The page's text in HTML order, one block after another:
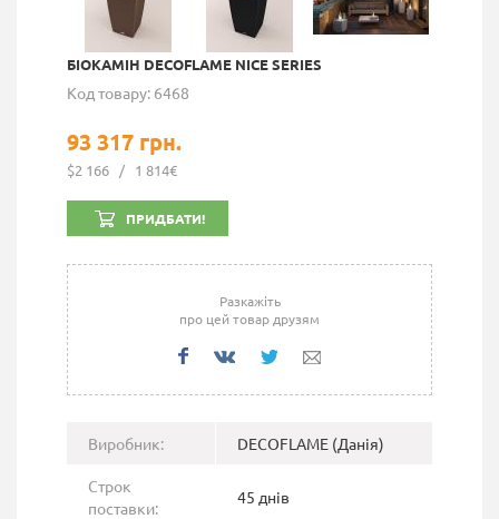
БІОКАМІН DECOFLAME NICE SERIES
Код товару: 6468
93 317 грн.
$2 166 / 1 814€
ПРИДБАТИ!
Разкажіть
про цей товар друзям
Виробник: DECOFLAME (Данія)
Строк
поставки:
45 днів